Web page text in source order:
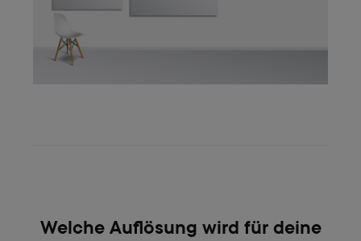
Welche Auflösung wird für deine